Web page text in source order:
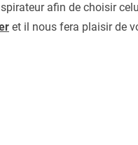
afin de choisir
et il nous fera plaisir de